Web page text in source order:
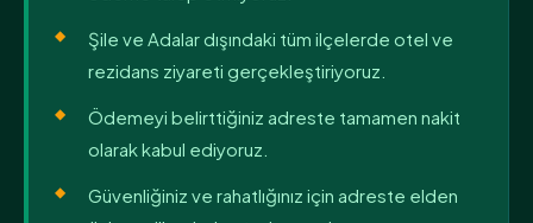
Şile ve Adalar dışındaki tüm ilçelerde otel ve
rezidans ziyareti gerçekleştiriyoruz.
Ödemeyi belirttiğiniz adreste tamamen nakit
olarak kabul ediyoruz.
Güvenliğiniz ve rahatlığınız için adreste elden